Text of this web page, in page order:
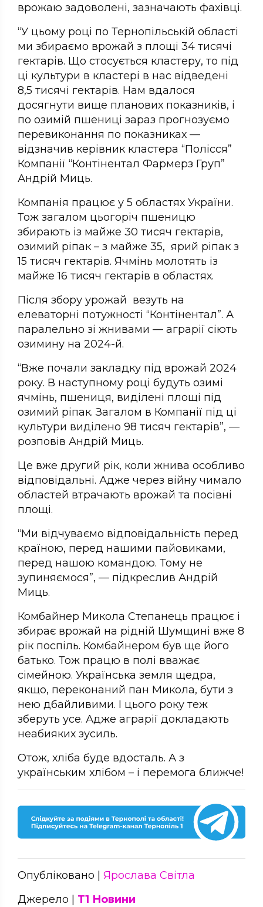
врожаю задоволені, зазначають фахівці.
“У цьому році по Тернопільській області
ми збираємо врожай з площі 34 тисячі
гектарів. Що стосується кластеру, то під
ці культури в кластері в нас відведені
8,5 тисячі гектарів. Нам вдалося
досягнути вище планових показників, і
по озимій пшениці зараз прогнозуємо
перевиконання по показниках —
відзначив керівник кластера “Полісся”
Компанії “Контінентал Фармерз Груп”
Андрій Миць.
Компанія працює у 5 областях України.
Тож загалом цьогоріч пшеницю
збирають із майже 30 тисяч гектарів,
озимий ріпак – з майже 35, ярий ріпак з
15 тисяч гектарів. Ячмінь молотять із
майже 16 тисяч гектарів в областях.
Після збору урожай везуть на
елеваторні потужності “Контінентал”. А
паралельно зі жнивами — аграрії сіють
озимину на 2024-й.
“Вже почали закладку під врожай 2024
року. В наступному році будуть озимі
ячмінь, пшениця, виділені площі під
озимий ріпак. Загалом в Компанії під ці
культури виділено 98 тисяч гектарів”, —
розповів Андрій Миць.
Це вже другий рік, коли жнива особливо
відповідальні. Адже через війну чимало
областей втрачають врожай та посівні
площі.
“Ми відчуваємо відповідальність перед
країною, перед нашими пайовиками,
перед нашою командою. Тому не
зупиняємося”, — підкреслив Андрій
Миць.
Комбайнер Микола Степанець працює і
збирає врожай на рідній Шумщині вже 8
рік поспіль. Комбайнером був ще його
батько. Тож працю в полі вважає
сімейною. Українська земля щедра,
якщо, переконаний пан Микола, бути з
нею дбайливими. І цього року теж
зберуть усе. Адже аграрії докладають
неабияких зусиль.
Отож, хліба буде вдосталь. А з
українським хлібом – і перемога ближче!
Опубліковано | Ярослава Світла
Джерело | Т1 Новини